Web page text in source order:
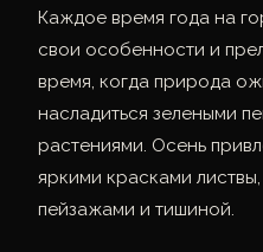
Каждое время года на
свои особенности и
время, когда природа
насладиться зелеными
растениями. Осень
яркими красками
пейзажами и тишиной.